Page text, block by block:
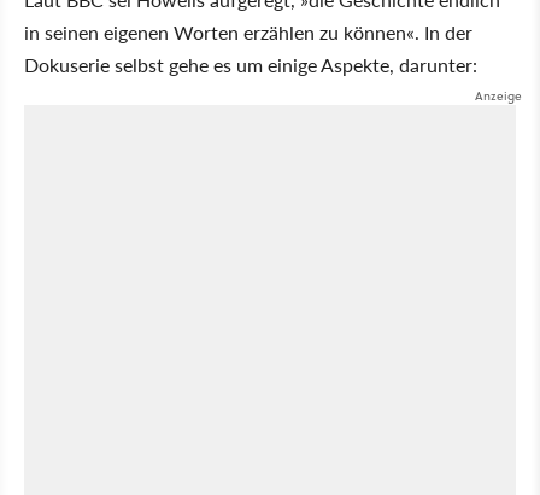
in seinen eigenen Worten erzählen zu können . In der
Dokuserie selbst gehe es um einige Aspekte, darunter: